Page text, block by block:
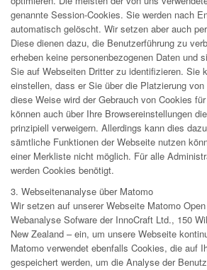
genannte Session-Cookies. Sie werden nach
automatisch gelöscht. Wir setzen aber auch
Diese dienen dazu, die Benutzerführung zu
erheben keine personenbezogenen Daten und
Sie auf Webseiten Dritter zu identifizieren. Sie
einstellen, dass er Sie über die Platzierung
diese Weise wird der Gebrauch von Cookies
können auch über Ihre Browsereinstellungen
prinzipiell verweigern. Allerdings kann dies
sämtliche Funktionen der Webseite nutzen
einer Merkliste nicht möglich. Für alle
werden Cookies benötigt.
3. Webseitenanalyse über Matomo
Wir setzen auf unserer Webseite Matomo
Webanalyse Sofware der InnoCraft Ltd., 150
New Zealand – ein, um unsere Webseite
Matomo verwendet ebenfalls Cookies, die auf
gespeichert werden, um die Analyse der